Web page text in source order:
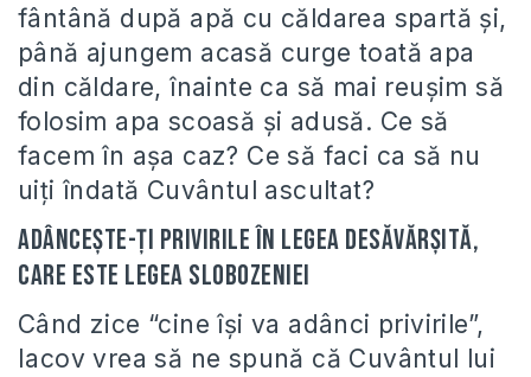
fântână după apă cu căldarea spartă și,
până ajungem acasă curge toată apa
din căldare, înainte ca să mai reușim să
folosim apa scoasă și adusă. Ce să
facem în așa caz? Ce să faci ca să nu
uiți îndată Cuvântul ascultat?
Adâncește-ți privirile în legea desăvărșită,
care este legea slobozeniei
Când zice “cine își va adânci privirile”,
Iacov vrea să ne spună că Cuvântul lui